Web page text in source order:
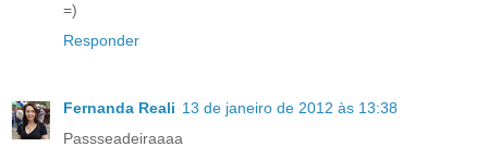
=)
Responder
Fernanda Reali 13 de janeiro de 2012 às 13:38
Passseadeiraaaa